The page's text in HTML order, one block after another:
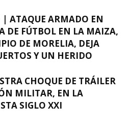
| ATAQUE ARMADO EN
DE FÚTBOL EN LA MAIZA,
DE MORELIA, DEJA
Y UN HERIDO
CHOQUE DE TRÁILER
MILITAR, EN LA
SIGLO XXI